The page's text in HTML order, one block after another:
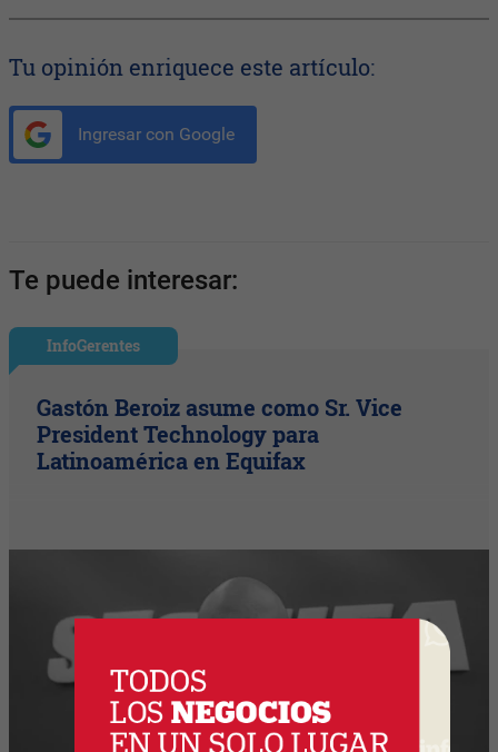
Tu opinión enriquece este artículo:
Ingresar con Google
Te puede interesar:
InfoGerentes
Gastón Beroiz asume como Sr. Vice
President Technology para
Latinoamérica en Equifax